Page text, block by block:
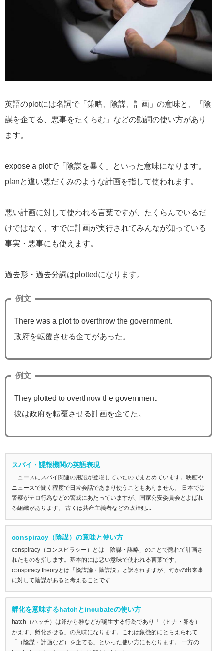
英語のplotには名詞で「策略、陰謀、計画」の意味と、「陰
謀を企てる、悪事をたくらむ」などの動詞の使い方があり
ます。
expose a plotで「陰謀を暴く」といった意味になります。
planと違い悪だくみのような計画を指して使われます。
悪い計画に対して使われる言葉ですが、たくらんでいるだ
けではなく、すでに計画が実行されてみんなが知っている
事実・悪事にも使えます。
過去形・過去分詞はplottedになります。
例文
There was a plot to overthrow the government.
政府を転覆させる企てがあった。
例文
They plotted to overthrow the government.
彼は政府を転覆させる計画を企てた。
スパイ・諜報機関の英語表現
ニュースにスパイ関連の用語が登場していたのでまとめています。映画や
ニュースで聞く程度で日常会話であまり使うこともありません。 日本では
警察がテロ行為などの警戒にあたっていますが、国家公安委員会とよばれ
る組織があります。 古くは共産主義者などの政治犯...
conspiracy（陰謀）の意味と使い方
conspiracy（コンスピラシー）とは「陰謀・謀略」のことで隠れて計画さ
れたものを指します。基本的には悪い意味で使われる言葉です。
conspiracy theoryとは「陰謀論・陰謀説」と訳されますが、何かの出来事
に対して陰謀があると考えることです...
孵化を意味するhatchとincubateの使い方
hatch（ハッチ）は卵から雛などが誕生する行為であり「（ヒナ・卵を）
かえす、孵化させる」の意味になります。これは象徴的にとらえられて
「（陰謀・計画など）を企てる」といった使い方にもなります。 一方の